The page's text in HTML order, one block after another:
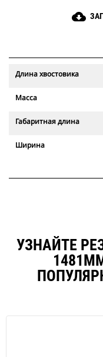
cloud_download
Длина хвостовика
Масса
Габаритная длина
Ширина
УЗНАЙТЕ